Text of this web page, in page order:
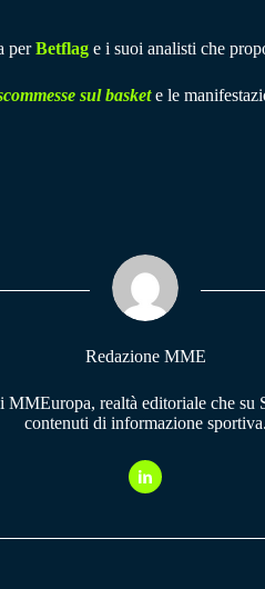
perBetflag e i suoi analisti che
sul baskete le
Redazione MME
MMEuropa, realtà editoriale che su
contenuti di informazione sportiva.